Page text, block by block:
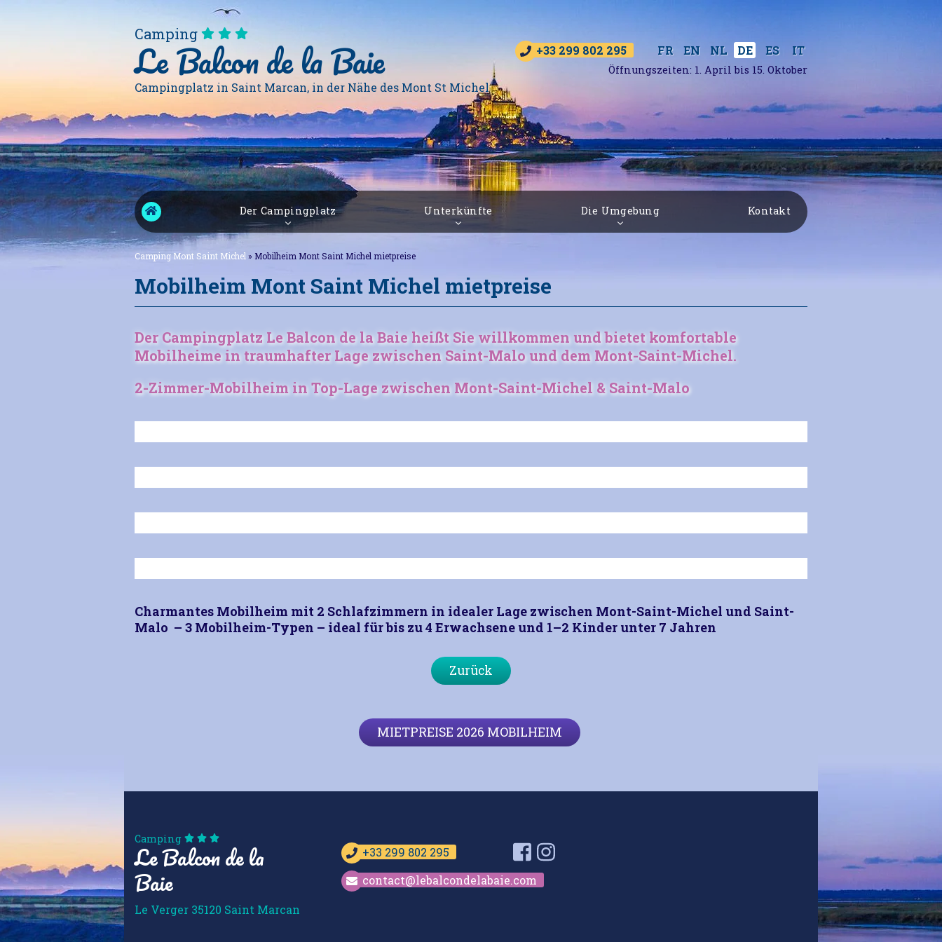
Camping
Le Balcon de la Baie
Campingplatz in Saint Marcan, in der Nähe des Mont St Michel
+33 299 802 295 FR EN NL DE ES IT
Öffnungszeiten: 1. April bis 15. Oktober
Der Campingplatz Unterkünfte Die Umgebung Kontakt
Camping Mont Saint Michel » Mobilheim Mont Saint Michel mietpreise
Mobilheim Mont Saint Michel mietpreise
Der Campingplatz Le Balcon de la Baie heißt Sie willkommen und bietet komfortable
Mobilheime in traumhafter Lage zwischen Saint-Malo und dem Mont-Saint-Michel.
2-Zimmer-Mobilheim in Top-Lage zwischen Mont-Saint-Michel & Saint-Malo
Charmantes Mobilheim mit 2 Schlafzimmern in idealer Lage zwischen Mont-Saint-Michel und Saint-
Malo – 3 Mobilheim-Typen – ideal für bis zu 4 Erwachsene und 1–2 Kinder unter 7 Jahren
Zurück
MIETPREISE 2026 MOBILHEIM
Camping
Le Balcon de la
Baie
Le Verger 35120 Saint Marcan
+33 299 802 295
contact@lebalcondelabaie.com
FacebookInstagram